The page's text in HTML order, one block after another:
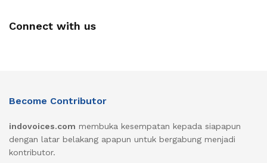
Connect with us
Become Contributor
indovoices.com membuka kesempatan kepada siapapun
dengan latar belakang apapun untuk bergabung menjadi
kontributor.